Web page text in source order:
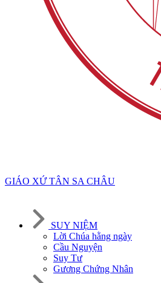
GIÁO XỨ TÂN SA CHÂU
SUY NIỆM
Lời Chúa hằng ngày
Cầu Nguyện
Suy Tư
Gương Chứng Nhân